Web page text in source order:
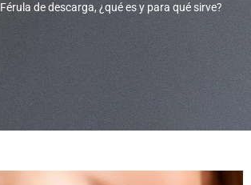
Férula de descarga, ¿qué es y para qué sirve?